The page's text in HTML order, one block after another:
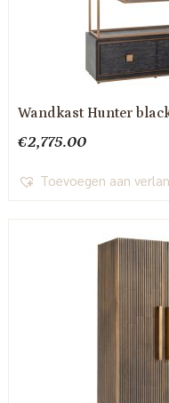
Wandkast Hunter
€2,775.00
Toevoegen aan